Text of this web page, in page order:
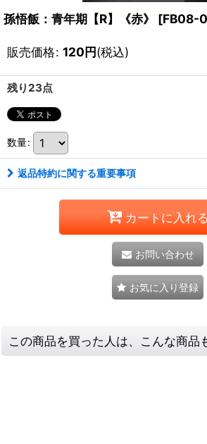
孫悟飯：青年期【R】《赤》 [FB08-
販売価格: 120円(税込)
残り23点
数量:
返品特約に関する重要事項
カートに入れ
お問い合わせ
お気に入り登録
この商品を買った人は、こんな商品